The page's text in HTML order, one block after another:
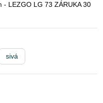
LEZGO LG 73 ZÁRUKA 30
sivá